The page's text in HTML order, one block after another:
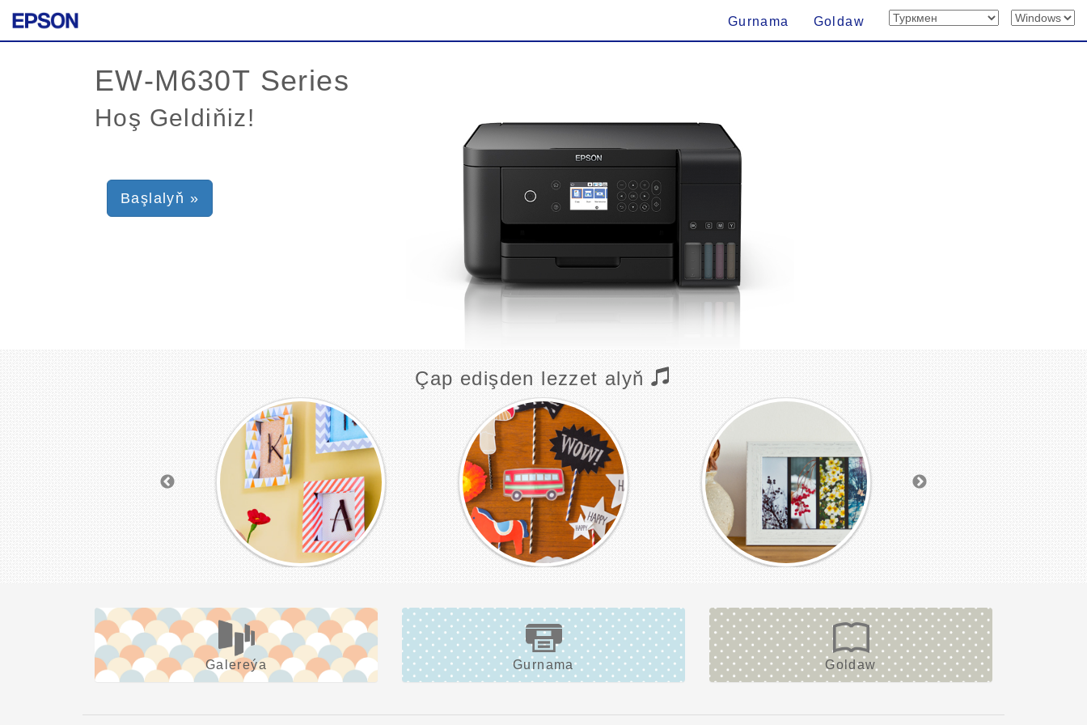
Gurnama Goldaw
Hoş Geldiňiz!
Başlalyň »
Çap edişden lezzet alyň
Galereýa Gurnama Goldaw